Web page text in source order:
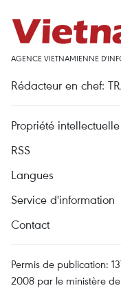
AGENCE VIETNAMIENNE
Rédacteur en chef:
Propriété intellectuelle
RSS
Langues
Service d'information
Contact
Permis de publication:
2008 par le ministère